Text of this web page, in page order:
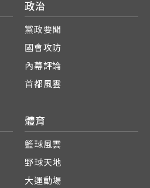
政治
黨政要聞
國會攻防
內幕評論
首都風雲
體育
籃球風雲
野球天地
大運動場